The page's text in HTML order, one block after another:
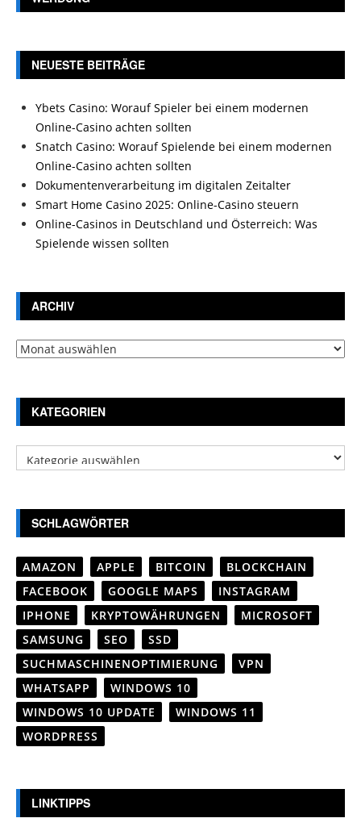
NEUESTE BEITRÄGE
Ybets Casino: Worauf Spieler bei einem modernen
Online-Casino achten sollten
Snatch Casino: Worauf Spielende bei einem modernen
Online-Casino achten sollten
Dokumentenverarbeitung im digitalen Zeitalter
Smart Home Casino 2025: Online-Casino steuern
Online-Casinos in Deutschland und Österreich: Was
Spielende wissen sollten
ARCHIV
Archiv
KATEGORIEN
Kategorien
SCHLAGWÖRTER
AMAZON APPLE BITCOIN
BLOCKCHAIN
FACEBOOK
GOOGLE MAPS
INSTAGRAM
IPHONE
KRYPTOWÄHRUNGEN
MICROSOFT
SAMSUNG
SEO
SSD
SUCHMASCHINENOPTIMIERUNG
VPN
WHATSAPP
WINDOWS 10
WINDOWS 10 UPDATE
WINDOWS 11
WORDPRESS
LINKTIPPS